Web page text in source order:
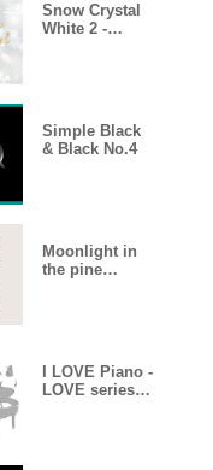
Snow Crystal
White 2 -
Simple Black
& Black No.4
Moonlight in
the pine
I LOVE Piano -
LOVE series